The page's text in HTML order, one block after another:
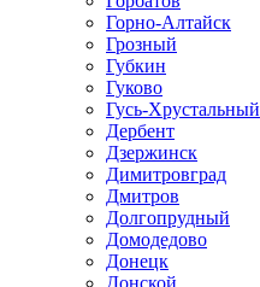
Горно-Алтайск
Грозный
Губкин
Гуково
Гусь-Хрустальный
Дербент
Дзержинск
Димитровград
Дмитров
Долгопрудный
Домодедово
Донецк
Донской